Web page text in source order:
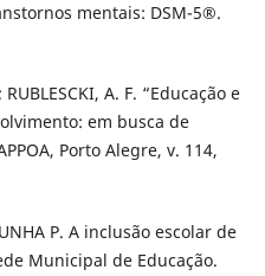
mentais: DSM-5®.
RUBLESCKI, A. F. “Educação e
em busca de
Porto Alegre, v. 114,
P. A inclusão escolar de
Municipal de Educação.